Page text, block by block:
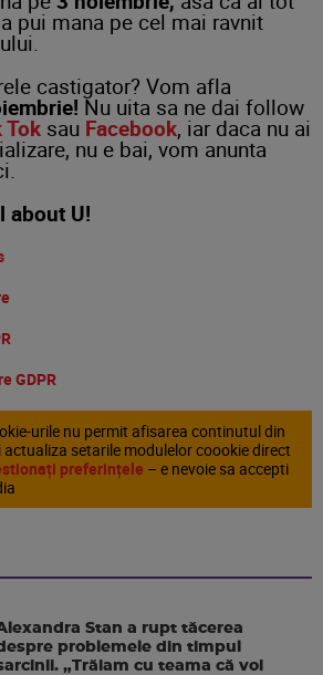
pui mana pe cel mai ravnit
castigator? Vom afla
Nu uita sa ne dai follow
Tok sau Facebook, iar daca nu ai
nu e bai, vom anunta
about U!
GDPR
urile nu permit afisarea continutul din
setarile modulelor coookie direct
preferințele – e nevoie sa accepti
Stan a rupt tăcerea
problemele din timpul
„Trăiam cu teama că voi